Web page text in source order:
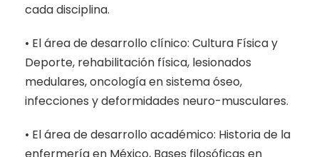
cada disciplina.
• El área de desarrollo clínico: Cultura Física y
Deporte, rehabilitación física, lesionados
medulares, oncología en sistema óseo,
infecciones y deformidades neuro-musculares.
• El área de desarrollo académico: Historia de la
enfermería en México, Bases filosóficas en